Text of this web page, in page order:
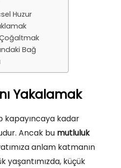
Huzur
Bağ
Yakalamak
kapayıncaya kadar
Ancak bu mutluluk
anlam katmanın
yaşantımızda, küçük